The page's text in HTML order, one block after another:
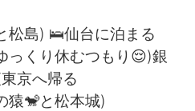
中文
島) 🛌仙台に泊まる
っくり休むつもり😌)銀
京へ帰る
🐒と松本城)